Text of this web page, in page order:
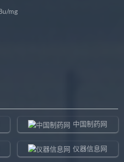
mg
中国制药网
仪器信息网